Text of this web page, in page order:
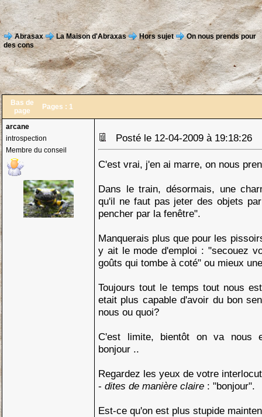
Abrasax La Maison d'Abraxas Hors sujet
On nous prends pour
des cons
Bas de
page
Pages : 1
arcane
introspection
Membre du conseil
Posté le 12-04-2009 à 19:18:26
C'est vrai, j'en ai marre, on nous
Dans le train, désormais, une
qu'il ne faut pas jeter des objets
pencher par la fenêtre".
Manquerais plus que pour les
y ait le mode d'emploi : "secouez
goûts qui tombe à coté" ou mieux
Toujours tout le temps tout nous
etait plus capable d'avoir du bon
nous ou quoi?
C'est limite, bientôt on va nous
bonjour ..
Regardez les yeux de votre
- dites de manière claire : "bonjour".
Est-ce qu'on est plus stupide